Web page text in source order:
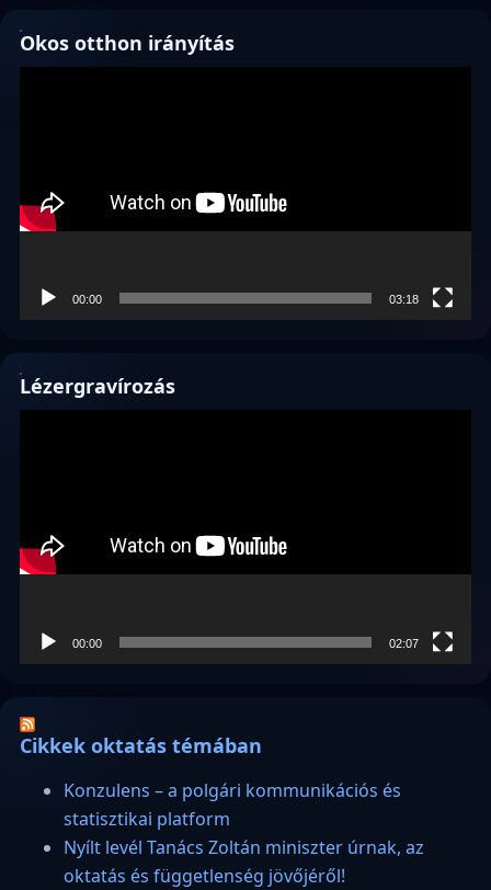
Okos otthon irányítás
00:00 03:18
Lézergravírozás
00:00 02:07
Cikkek oktatás témában
Konzulens – a polgári kommunikációs és
statisztikai platform
Nyílt levél Tanács Zoltán miniszter úrnak, az
oktatás és függetlenség jövőjéről!